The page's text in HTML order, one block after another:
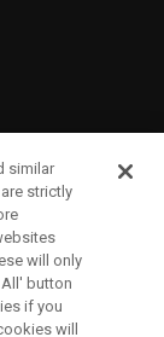
similar
strictly
will only
All' button
if you
will